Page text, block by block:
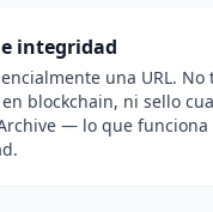
integridad
una URL. No
blockchain, ni sello
— lo que